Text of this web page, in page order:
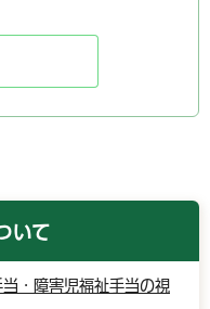
いて
・障害児福祉手当の視